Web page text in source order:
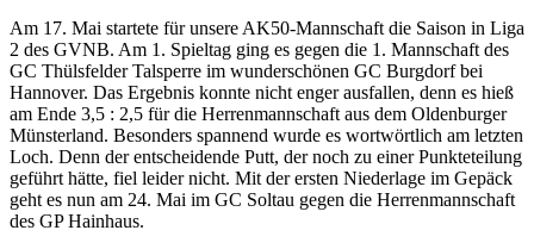
Am 17. Mai startete für unsere AK50-Mannschaft die Saison in Liga
2 des GVNB. Am 1. Spieltag ging es gegen die 1. Mannschaft des
GC Thülsfelder Talsperre im wunderschönen GC Burgdorf bei
Hannover. Das Ergebnis konnte nicht enger ausfallen, denn es hieß
am Ende 3,5 : 2,5 für die Herrenmannschaft aus dem Oldenburger
Münsterland. Besonders spannend wurde es wortwörtlich am letzten
Loch. Denn der entscheidende Putt, der noch zu einer Punkteteilung
geführt hätte, fiel leider nicht. Mit der ersten Niederlage im Gepäck
geht es nun am 24. Mai im GC Soltau gegen die Herrenmannschaft
des GP Hainhaus.